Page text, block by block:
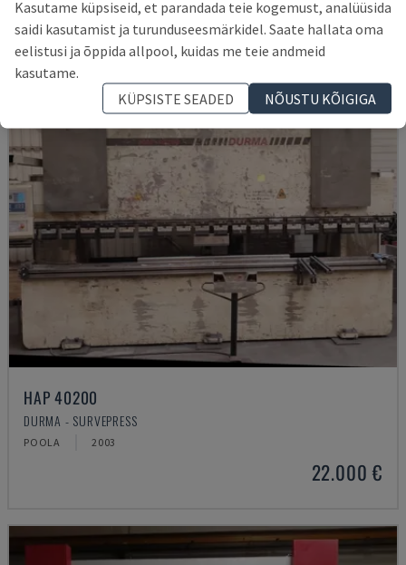
14.000 €
HAP 40200
DURMA - SURVEPRESS
POOLA 2003
22.000 €
Kasutame küpsiseid, et parandada teie kogemust, analüüsida
saidi kasutamist ja turunduseesmärkidel. Saate hallata oma
eelistusi ja õppida allpool, kuidas me teie andmeid
kasutame.
KÜPSISTE SEADED
NÕUSTU KÕIGIGA